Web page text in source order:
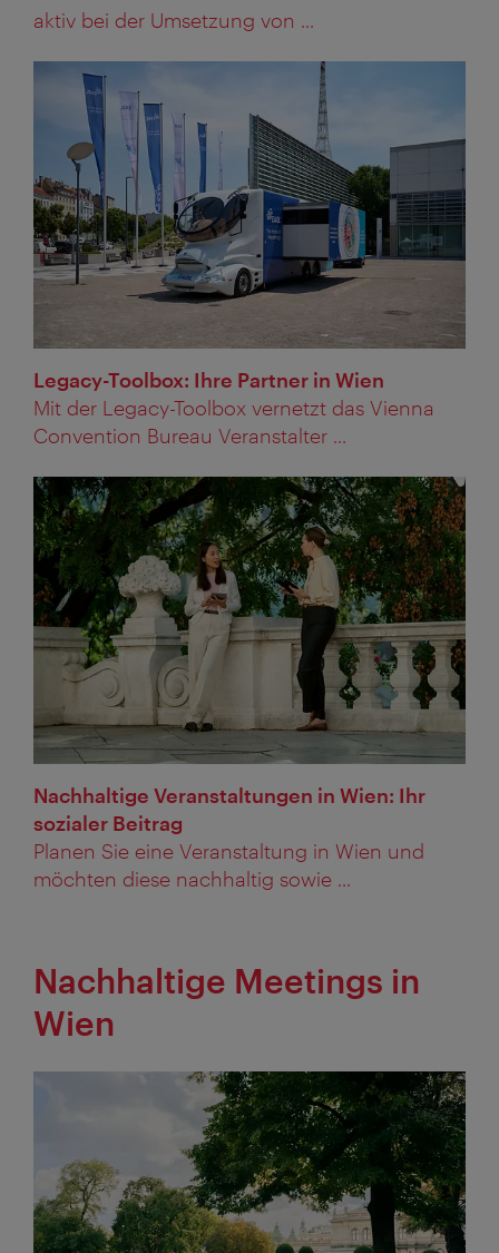
aktiv bei der Umsetzung von ...
Legacy-Toolbox: Ihre Partner in Wien
Mit der Legacy-Toolbox vernetzt das Vienna
Convention Bureau Veranstalter ...
Nachhaltige Veranstaltungen in Wien: Ihr
sozialer Beitrag
Planen Sie eine Veranstaltung in Wien und
möchten diese nachhaltig sowie ...
Nachhaltige Meetings in
Wien